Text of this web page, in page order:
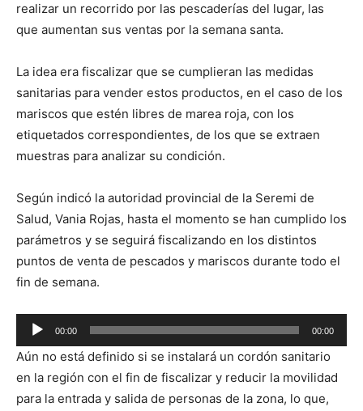
realizar un recorrido por las pescaderías del lugar, las
que aumentan sus ventas por la semana santa.
La idea era fiscalizar que se cumplieran las medidas
sanitarias para vender estos productos, en el caso de los
mariscos que estén libres de marea roja, con los
etiquetados correspondientes, de los que se extraen
muestras para analizar su condición.
Según indicó la autoridad provincial de la Seremi de
Salud, Vania Rojas, hasta el momento se han cumplido los
parámetros y se seguirá fiscalizando en los distintos
puntos de venta de pescados y mariscos durante todo el
fin de semana.
Reproductor
de
audio
00:00 00:00
Aún no está definido si se instalará un cordón sanitario
en la región con el fin de fiscalizar y reducir la movilidad
para la entrada y salida de personas de la zona, lo que,